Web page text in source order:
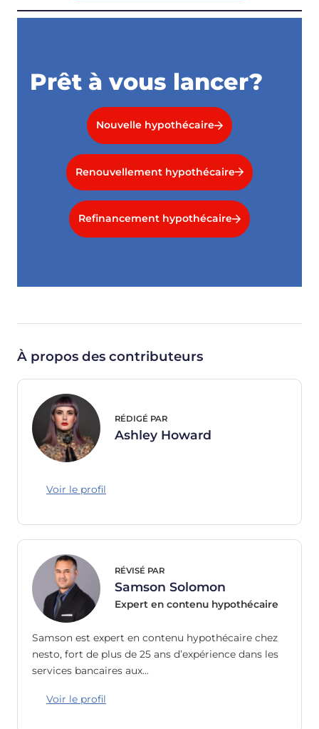
Prêt à vous lancer?
Nouvelle hypothécaire
Renouvellement hypothécaire
Refinancement hypothécaire
À propos des contributeurs
RÉDIGÉ PAR
Ashley Howard
Voir le profil
RÉVISÉ PAR
Samson Solomon
Expert en contenu hypothécaire
Samson est expert en contenu hypothécaire chez
nesto, fort de plus de 25 ans d’expérience dans les
services bancaires aux…
Voir le profil